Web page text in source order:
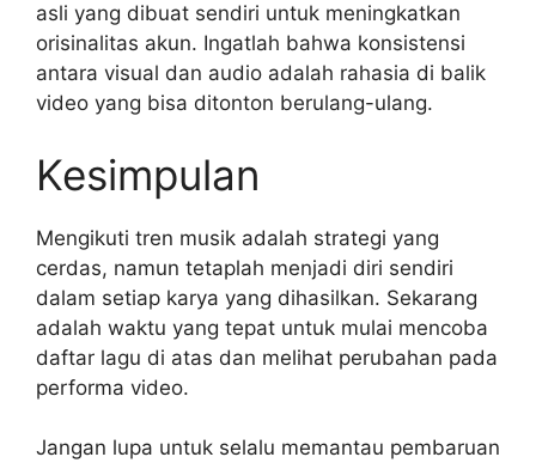
asli yang dibuat sendiri untuk meningkatkan
orisinalitas akun. Ingatlah bahwa konsistensi
antara visual dan audio adalah rahasia di balik
video yang bisa ditonton berulang-ulang.
Kesimpulan
Mengikuti tren musik adalah strategi yang
cerdas, namun tetaplah menjadi diri sendiri
dalam setiap karya yang dihasilkan. Sekarang
adalah waktu yang tepat untuk mulai mencoba
daftar lagu di atas dan melihat perubahan pada
performa video.
Jangan lupa untuk selalu memantau pembaruan